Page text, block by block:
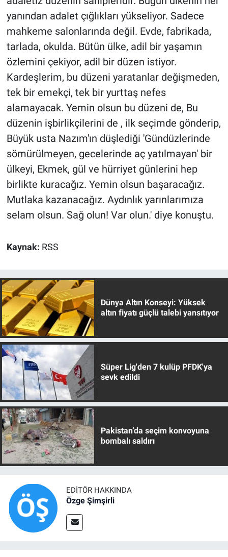
yanından adalet çığlıkları yükseliyor. Sadece
mahkeme salonlarında değil. Evde, fabrikada,
tarlada, okulda. Bütün ülke, adil bir yaşamın
özlemini çekiyor, adil bir düzen istiyor.
Kardeşlerim, bu düzeni yaratanlar değişmeden,
tek bir emekçi, tek bir yurttaş nefes
alamayacak. Yemin olsun bu düzeni de, Bu
düzenin işbirlikçilerini de , ilk seçimde gönderip,
Büyük usta Nazım'ın düşlediği 'Gündüzlerinde
sömürülmeyen, gecelerinde aç yatılmayan' bir
ülkeyi, Ekmek, gül ve hürriyet günlerini hep
birlikte kuracağız. Yemin olsun başaracağız.
Mutlaka kazanacağız. Aydınlık yarınlarımıza
selam olsun. Sağ olun! Var olun.' diye konuştu.
Kaynak: RSS
Dünya Altın Konseyi: Yüksek
altın fiyatı güçlü talebi yansıtıyor
Süper Lig'den 7 kulüp PFDK'ya
sevk edildi
Pakistan’da seçim konvoyuna
bombalı saldırı
EDITÖR HAKKINDA
Özge Şimşirli